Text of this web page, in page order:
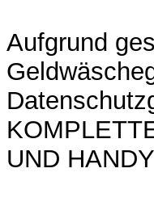
Aufgrund
UND